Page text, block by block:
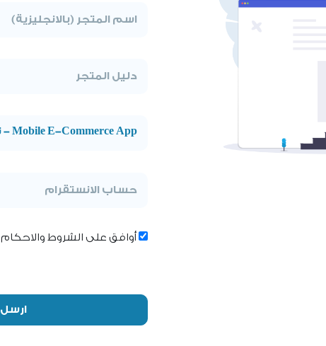
Mobile E-Commerce App - تطبيق الموبايل
أوافق على الشروط والاحكام